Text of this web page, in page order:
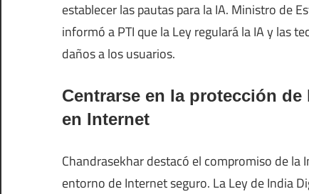
establecer las pautas para la IA. Ministro de
informó a PTI que la Ley regulará la IA y las
daños a los usuarios.
Centrarse en la protección
en Internet
Chandrasekhar destacó el compromiso de
entorno de Internet seguro. La Ley de India